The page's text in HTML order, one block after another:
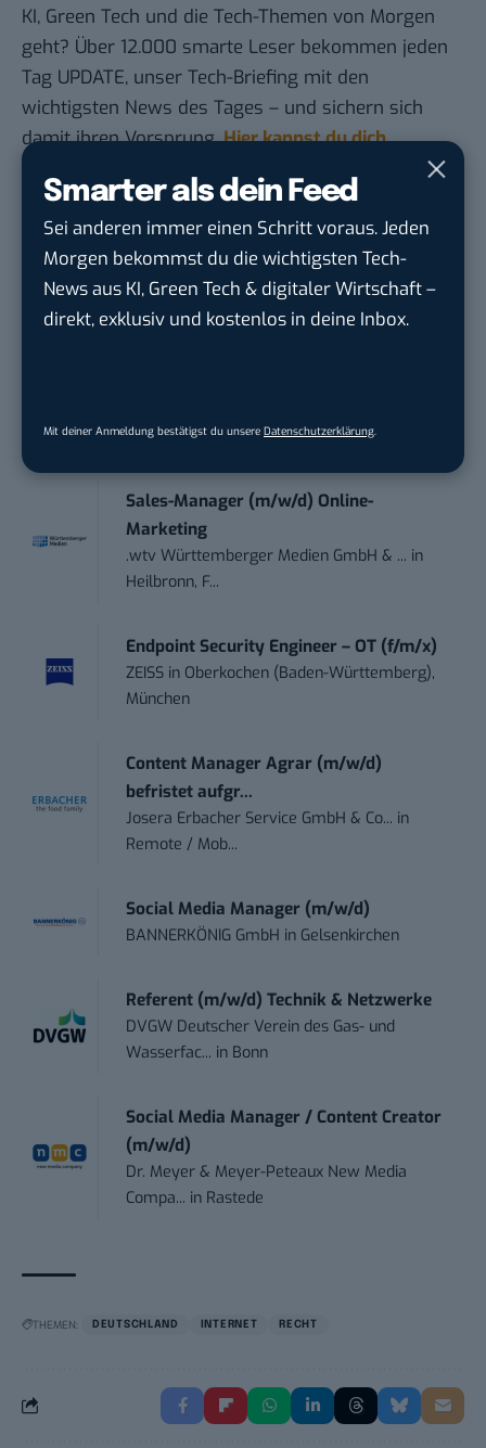
Smarter als dein Feed
Sei anderen immer einen Schritt voraus. Jeden
Morgen bekommst du die wichtigsten Tech-
News aus KI, Green Tech & digitaler Wirtschaft –
direkt, exklusiv und kostenlos in deine Inbox.
Mit deiner Anmeldung bestätigst du unsere Datenschutzerklärung.
KI, Green Tech und die Tech-Themen von Morgen
geht? Über 12.000 smarte Leser bekommen jeden
Tag UPDATE, unser Tech-Briefing mit den
wichtigsten News des Tages – und sichern sich
damit ihren Vorsprung.Hier kannst du dich
STELLENANZEIGEN
Social Media Content Creator (m/w/d)
moveUP Media GmbHinDüsseldorf
trendtours Holding GmbHinEschborn
Sales-Manager (m/w/d) Online-
Marketing
.wtv Württemberger Medien GmbH & ... in
Heilbronn, F...
Endpoint Security Engineer – OT (f/m/x)
ZEISS in Oberkochen (Baden-Württemberg),
München
Content Manager Agrar (m/w/d)
befristet aufgr...
Josera Erbacher Service GmbH & Co... in
Remote / Mob...
Social Media Manager (m/w/d)
BANNERKÖNIG GmbH in Gelsenkirchen
Referent (m/w/d) Technik & Netzwerke
DVGW Deutscher Verein des Gas- und
Wasserfac... in Bonn
Social Media Manager / Content Creator
(m/w/d)
Dr. Meyer & Meyer-Peteaux New Media
Compa... in Rastede
THEMEN: DEUTSCHLAND INTERNET RECHT